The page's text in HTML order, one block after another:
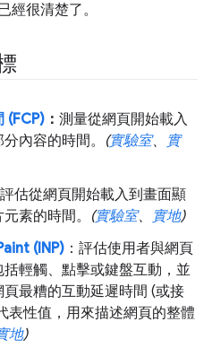
經很清楚了。
(FCP) ： 測量從網頁開始載入
內容的時間。 (實驗室、 實
評估從網頁開始載入到畫面顯
素的時間。 (實驗室、 實地)
(INP) ：評估使用者與網頁
輕觸、點擊或鍵盤互動，並
最糟的互動延遲時間 (或接
表性值，用來描述網頁的整體
地)